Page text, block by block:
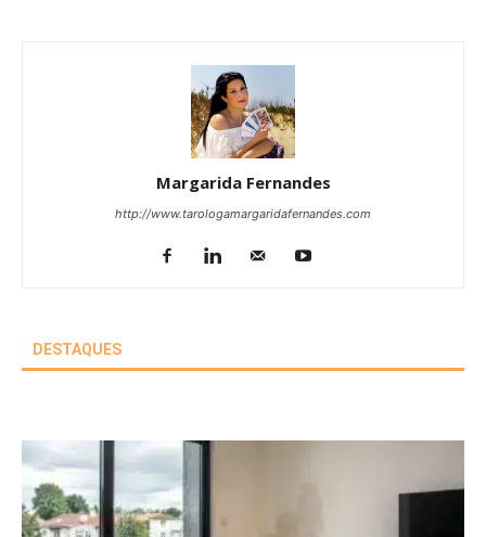
Margarida Fernandes
http://www.tarologamargaridafernandes.com
DESTAQUES